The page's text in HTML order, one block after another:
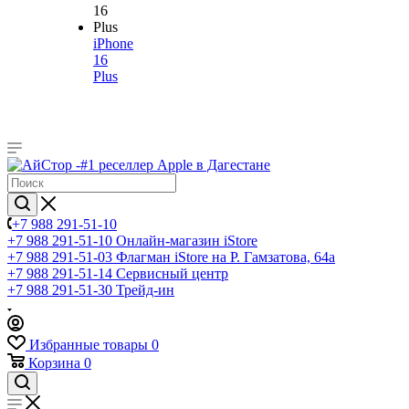
iPhone
16
Plus
+7 988 291-51-10
+7 988 291-51-10 Онлайн-магазин iStore
+7 988 291-51-03 Флагман iStore на Р. Гамзатова, 64а
+7 988 291-51-14 Сервисный центр
+7 988 291-51-30 Трейд-ин
Избранные товары 0
Корзина 0